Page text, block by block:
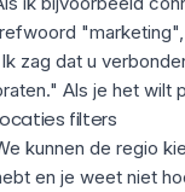
zag dat u
Als je het wilt
filters
kunnen de regio
en je weet niet